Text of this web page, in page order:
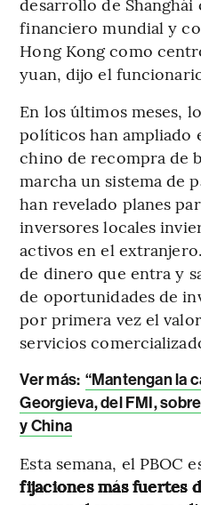
financiero mundial y
Hong Kong como
yuan, dijo el
En los últimos meses,
políticos han ampliado
chino de recompra de
marcha un sistema de
han revelado planes
inversores locales
activos en el
de dinero que entra y
de oportunidades de
por primera vez el
servicios
Ver más: “Mantengan la
Georgieva, del FMI,
y China
Esta semana, el PBOC
fijaciones más fuertes